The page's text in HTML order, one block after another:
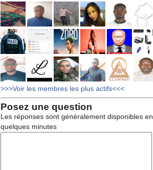
>>>Voir les membres les plus actifs<<<
Posez une question
Les réponses sont généralement disponibles en
quelques minutes